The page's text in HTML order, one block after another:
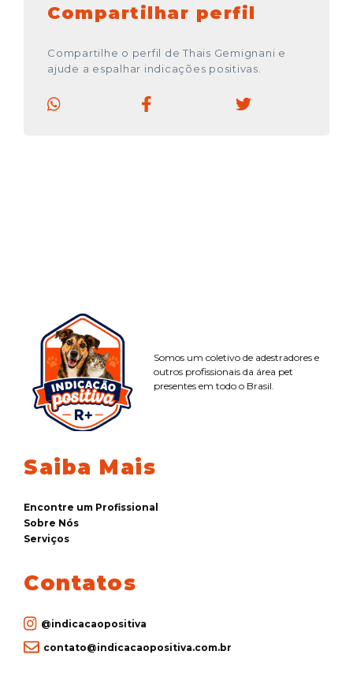
Compartilhar perfil
Compartilhe o perfil de Thais Gemignani e
ajude a espalhar indicações positivas.
Somos um coletivo de adestradores e
outros profissionais da área pet
presentes em todo o Brasil.
Saiba Mais
Encontre um Profissional
Sobre Nós
Serviços
Contatos
@indicacaopositiva
contato@indicacaopositiva.com.br